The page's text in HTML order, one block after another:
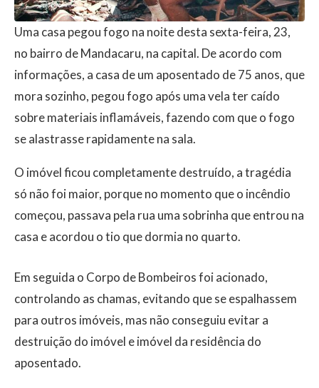
Uma casa pegou fogo na noite desta sexta-feira, 23,
no bairro de Mandacaru, na capital. De acordo com
informações, a casa de um aposentado de 75 anos, que
mora sozinho, pegou fogo após uma vela ter caído
sobre materiais inflamáveis, fazendo com que o fogo
se alastrasse rapidamente na sala.
O imóvel ficou completamente destruído, a tragédia
só não foi maior, porque no momento que o incêndio
começou, passava pela rua uma sobrinha que entrou na
casa e acordou o tio que dormia no quarto.
Em seguida o Corpo de Bombeiros foi acionado,
controlando as chamas, evitando que se espalhassem
para outros imóveis, mas não conseguiu evitar a
destruição do imóvel e imóvel da residência do
aposentado.